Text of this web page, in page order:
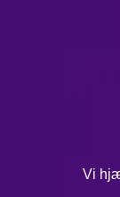
Vi